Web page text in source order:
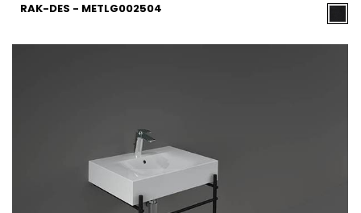
RAK-DES - METLG002504